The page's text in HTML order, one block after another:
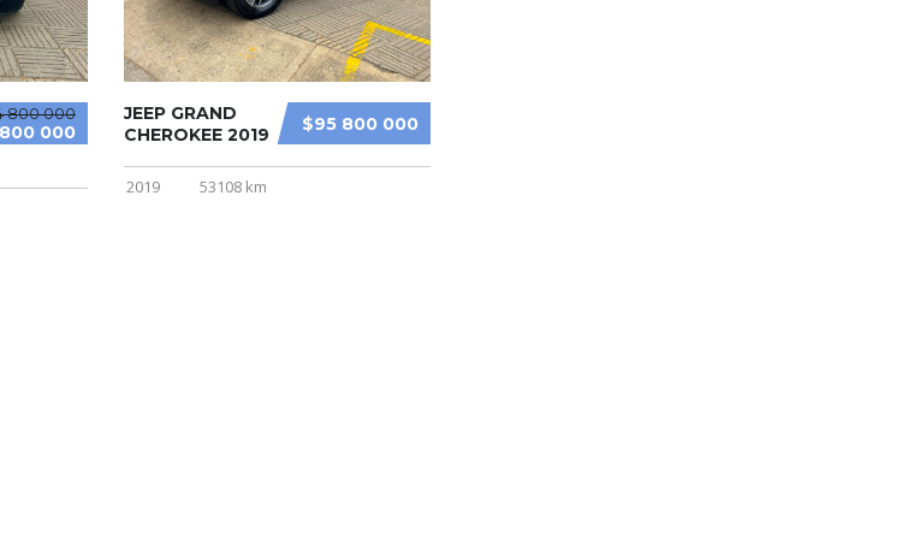
800 000
000 $95 800 000
JEEP GRAND
CHEROKEE 2019
2019 53108 km